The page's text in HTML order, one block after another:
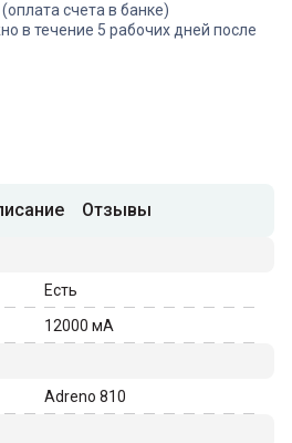
(оплата счета в банке)
в течение 5 рабочих дней после
Отзывы
Есть
12000 мА
Adreno 810